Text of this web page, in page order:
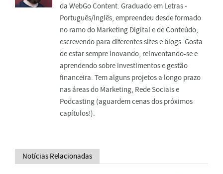
da WebGo Content. Graduado em Letras -
Português/Inglês, empreendeu desde formado
no ramo do Marketing Digital e de Conteúdo,
escrevendo para diferentes sites e blogs. Gosta
de estar sempre inovando, reinventando-se e
aprendendo sobre investimentos e gestão
financeira. Tem alguns projetos a longo prazo
nas áreas do Marketing, Rede Sociais e
Podcasting (aguardem cenas dos próximos
capítulos!).
Notícias Relacionadas